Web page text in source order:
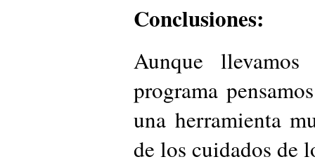
Conclusiones:
Aunque
programa
una herramienta
de los cuidados de